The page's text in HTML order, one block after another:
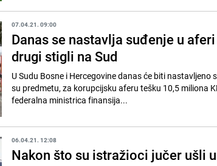
07.04.21. 09:00
Danas se nastavlja suđenje u
drugi stigli na Sud
U Sudu Bosne i Hercegovine danas će biti
su predmetu, za korupcijsku aferu tešku 10,5 miliona
federalna ministrica finansija...
06.04.21. 12:08
Nakon što su istražioci jučer ušli